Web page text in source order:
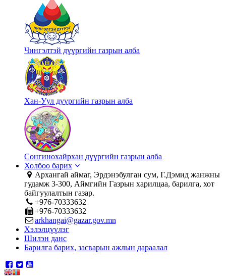
Чингэлтэй дүүргийн газрын алба
Хан-Уул дүүргийн газрын алба
Сонгинохайрхан дүүргийн газрын алба
Холбоо барих
Архангай аймаг, Эрдэнэбулган сум, Г.Дэмид жанжны
гудамж 3-300, Аймгийн Газрын харилцаа, барилга, хот
байгуулалтын газар.
+976-70333632
+976-70333632
arkhangai@gazar.gov.mn
Хэлэлцүүлэг
Шилэн данс
Барилга барих, засварын ажлын дараалал